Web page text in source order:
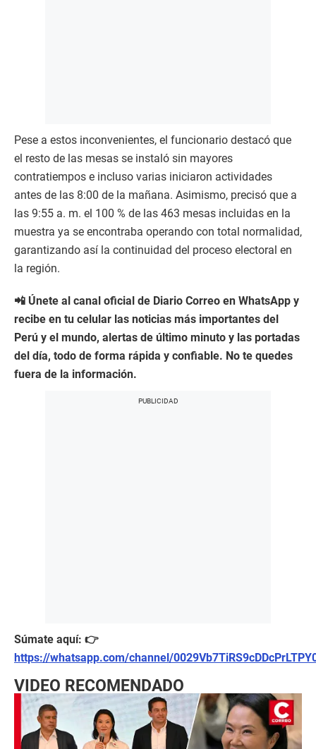
Pese a estos inconvenientes, el funcionario destacó que
el resto de las mesas se instaló sin mayores
contratiempos e incluso varias iniciaron actividades
antes de las 8:00 de la mañana. Asimismo, precisó que a
las 9:55 a. m. el 100 % de las 463 mesas incluidas en la
muestra ya se encontraba operando con total normalidad,
garantizando así la continuidad del proceso electoral en
la región.
📲 Únete al canal oficial de Diario Correo en WhatsApp y
recibe en tu celular las noticias más importantes del
Perú y el mundo, alertas de último minuto y las portadas
del día, todo de forma rápida y confiable. No te quedes
fuera de la información.
Súmate aquí: 👉
https://whatsapp.com/channel/
VIDEO RECOMENDADO